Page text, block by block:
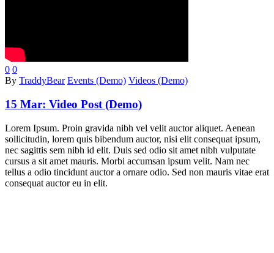
0 0
By TraddyBear Events (Demo) Videos (Demo)
15 Mar: Video Post (Demo)
Lorem Ipsum. Proin gravida nibh vel velit auctor aliquet. Aenean
sollicitudin, lorem quis bibendum auctor, nisi elit consequat ipsum,
nec sagittis sem nibh id elit. Duis sed odio sit amet nibh vulputate
cursus a sit amet mauris. Morbi accumsan ipsum velit. Nam nec
tellus a odio tincidunt auctor a ornare odio. Sed non mauris vitae erat
consequat auctor eu in elit.